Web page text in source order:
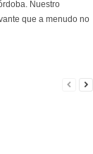
Nuestro
que a menudo no